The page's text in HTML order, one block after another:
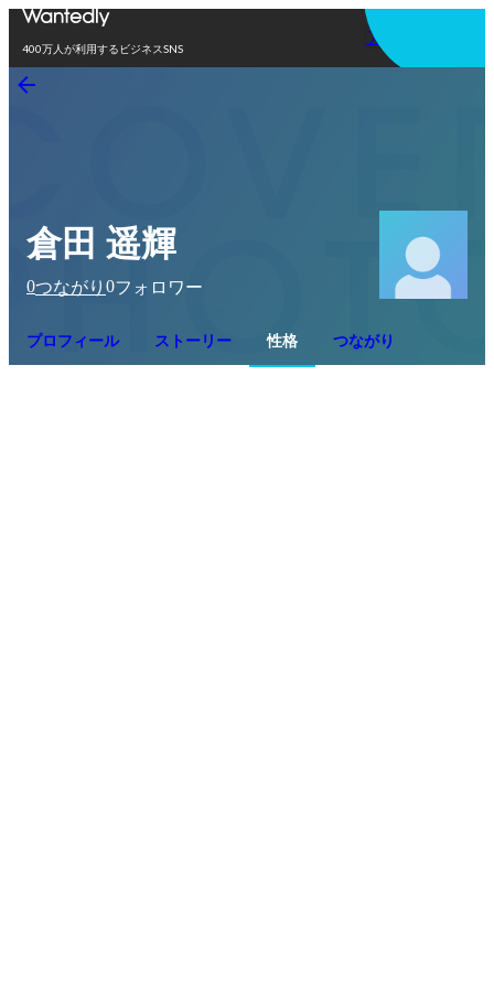
400万人が利用するビジネスSNS
アプリを使う
倉田 遥輝
0つながり 0フォロワー
プロフィール ストーリー 性格 つながり